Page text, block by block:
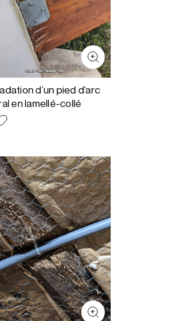
d’un pied d’arc
en lamellé-collé